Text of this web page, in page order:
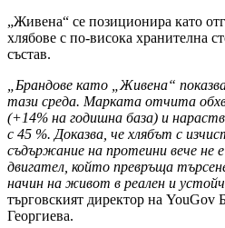
„Живена“ се позиционира като
хлябове с по-висока хранителна
състав.
„Брандове като „Живена“
тази среда. Марката отчита
(+14% на годишна база) и
с 45 %. Доказва, че хлябът с
съдържание на протеини вече не
двигател, който превръща
начин на живот в реален и
търговският директор на YouGov
Георгиева.